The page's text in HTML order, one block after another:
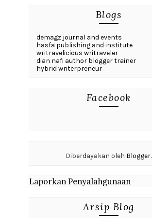
Blogs
demagz journal and events
hasfa publishing and institute
writravelicious writraveler
dian nafi author blogger trainer
hybrid writerpreneur
Facebook
Diberdayakan oleh Blogger.
Laporkan Penyalahgunaan
Arsip Blog